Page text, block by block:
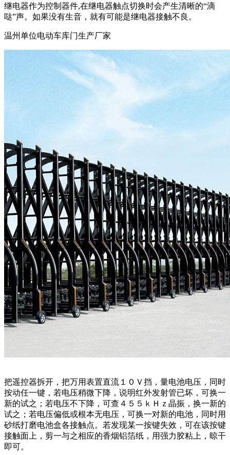
继电器作为控制器件,在继电器触点切换时会产生清晰的“滴
哒”声。如果没有生音，就有可能是继电器接触不良。
温州单位电动车库门生产厂家
把遥控器拆开，把万用表置直流１０Ｖ挡，量电池电压，同时
按动任一键，若电压稍微下降，说明红外发射管已坏，可换一
新的试之；若电压不下降，可查４５５ｋＨｚ晶振，换一新的
试之；若电压偏低或根本无电压，可换一对新的电池，同时用
砂纸打磨电池盒各接触点。若发现某一按键失效，可在该按键
接触面上，剪一与之相应的香烟铝箔纸，用强力胶粘上，晾干
即可。